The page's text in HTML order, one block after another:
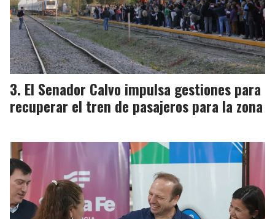
El Senador Calvo impulsa gestiones para
recuperar el tren de pasajeros para la zona